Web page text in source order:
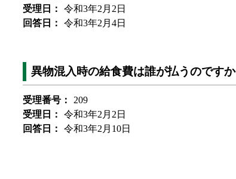
受理日：
令和3年2月2日
回答日：
令和3年2月4日
異物混入時の給食費は誰が払うのですか
受理番号：
209
受理日：
令和3年2月2日
回答日：
令和3年2月10日